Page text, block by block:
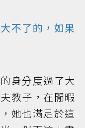
不了的，如果
身分度過了大
教子，在閒暇
她也滿足於這